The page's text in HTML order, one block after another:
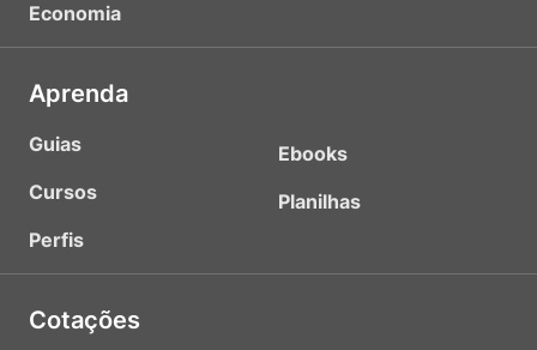
Economia
Aprenda
Guias
Cursos
Perfis
Ebooks
Planilhas
Cotações